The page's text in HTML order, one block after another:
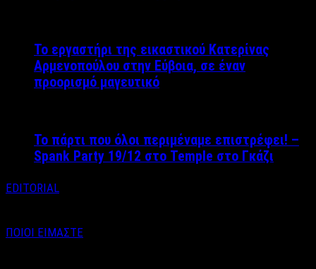
Το εργαστήρι της εικαστικού Κατερίνας
Αρμενοπούλου στην Εύβοια, σε έναν
προορισμό μαγευτικό
Το πάρτι που όλοι περιμέναμε επιστρέφει! –
Spank Party 19/12 στο Temple στο Γκάζι
EDITORIAL
ΠΟΙΟΙ ΕΙΜΑΣΤΕ